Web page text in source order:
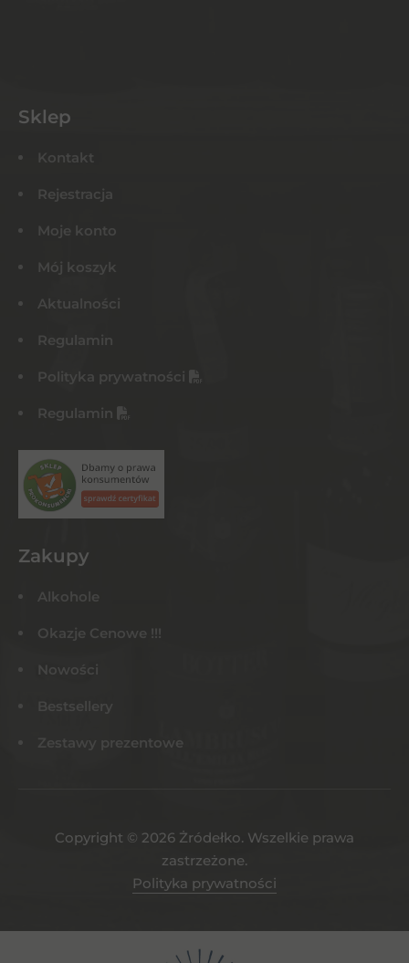
Sklep
Kontakt
Rejestracja
Moje konto
Mój koszyk
Aktualności
Regulamin
Polityka prywatności
Regulamin
Zakupy
Alkohole
Okazje Cenowe !!!
Nowości
Bestsellery
Zestawy prezentowe
Copyright © 2026 Żródełko. Wszelkie prawa
zastrzeżone.
Polityka prywatności